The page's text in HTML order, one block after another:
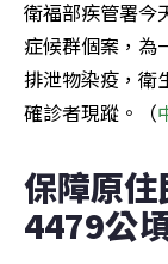
衛福部疾管署今
症候群個案，為
排泄物染疫，衛
確診者現蹤。（
保障原
4479公